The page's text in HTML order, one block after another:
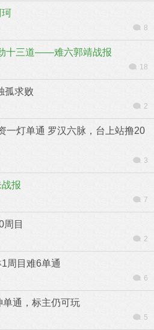
8
十三道——难六郭靖战报
18
孤求败
2
一灯单通 罗汉六脉，台上站撸20
3
报
7
周目
2
周目难6单通
6
通，标主仍可玩
5